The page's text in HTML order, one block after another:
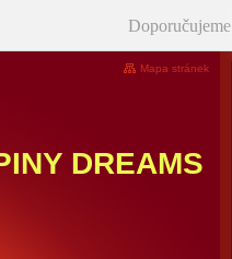
Doporučujeme
DREAMS
Mapa stránek